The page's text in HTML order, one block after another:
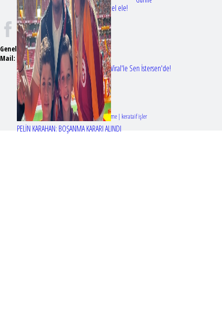
Bir dizi aşkı daha gerçek oldu: Sette el ele!
Erol Köse'nin mektupları ilk kez Nur Viral'le Sen İstersen'de!
PELİN KARAHAN: BOŞANMA KARARI ALINDI
Genel Yayın Yönetmeni:Seyhan Erdağ
Mail:
emizmagazin@gmail.com
Tasarım & Geliştirme | kerataif işler